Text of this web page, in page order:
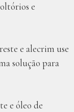
e
e alecrim use
solução para
e óleo de